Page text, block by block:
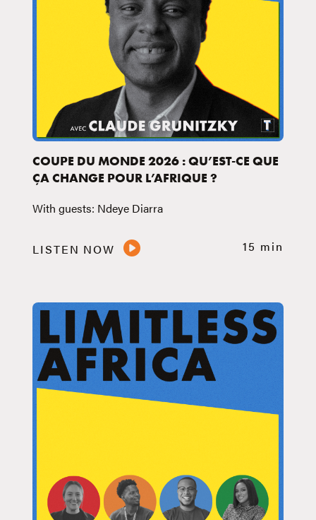
COUPE DU MONDE 2026 : QU’EST-CE QUE
ÇA CHANGE POUR L’AFRIQUE ?
With guests: Ndeye Diarra
LISTEN NOW 15 min